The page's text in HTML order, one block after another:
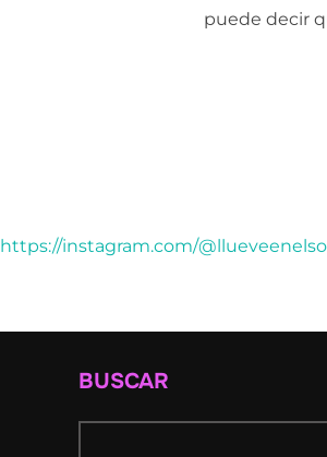
puede decir
https://instagram.com/
BUSCAR